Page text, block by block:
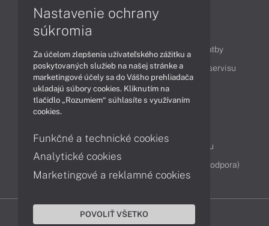
Ako nakupovať
Možnosti doručenia a platby
Podpora a servis
Servisné služby Cenník servisu
Kontakty
Servisné oddelenie
Reklamácia tovaru
Diagnostiky online
TeamViewer (vzdialená podpora)
Nastavenie ochrany
súkromia
Za účelom zlepšenia užívateľského zážitku a
poskytovaných služieb na našej stránke a
marketingové účely sa do Vášho prehliadača
ukladajú súbory cookies. Kliknutím na
tlačidlo „Rozumiem“ súhlasíte s využívaním
cookies.
Funkčné a technické cookies
Analytické cookies
Marketingové a reklamné cookies
POVOLIŤ VŠETKO